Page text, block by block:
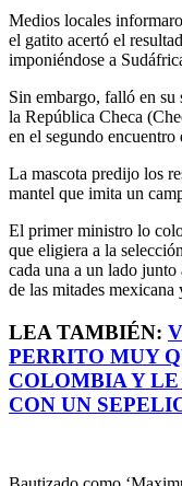
Medios locales
el gatito acertó el
imponiéndose a
Sin embargo, falló en su
la República Checa
en el segundo
La mascota predijo los
mantel que imita un
El primer ministro lo
que eligiera a la
cada una a un lado
de las mitades mexicana
LEA TAMBIÉN:
PERRITO MUY
COLOMBIA Y
CON UN